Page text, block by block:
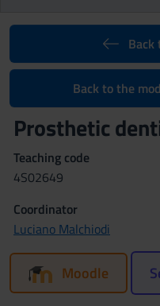
Back to the
Prosthetic
Teaching code
4S02649
Coordinator
Luciano Malchiodi
Moodle